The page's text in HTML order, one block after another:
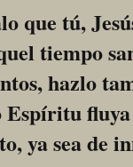
que tú,
tiempo
hazlo
ya sea de